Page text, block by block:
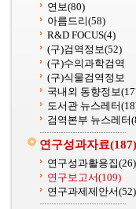
연보(80)
아름드리(58)
R&D FOCUS(4)
(구)검역정보(52)
(구)수의과학검역
(구)식물검역정보
국내외 동향정보
도서관 뉴스레터
검역본부 뉴스레터
연구성과자료(187)
연구성과활용집(26)
연구보고서(109)
연구과제제안서(52)